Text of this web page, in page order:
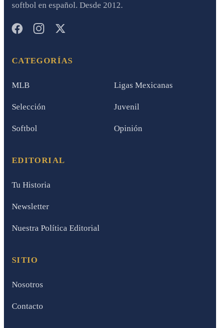
softbol en español. Desde 2012.
CATEGORÍAS
MLB Ligas Mexicanas
Selección Juvenil
Softbol Opinión
EDITORIAL
Tu Historia
Newsletter
Nuestra Política Editorial
SITIO
Nosotros
Contacto